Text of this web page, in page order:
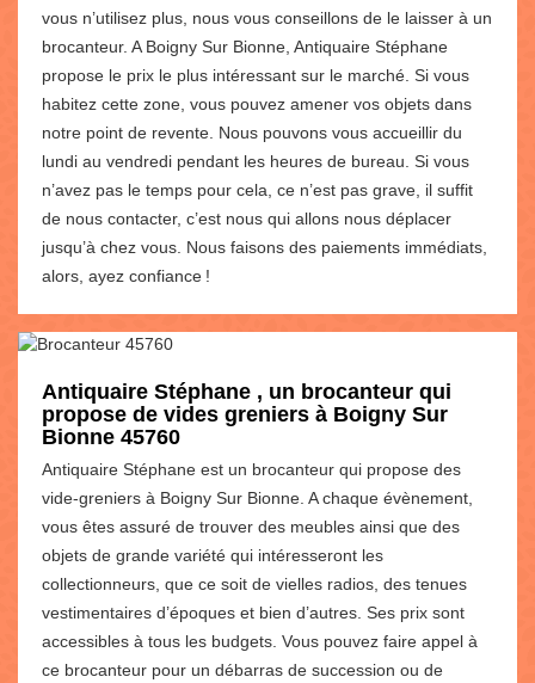
vous n’utilisez plus, nous vous conseillons de le laisser à un
brocanteur. A Boigny Sur Bionne, Antiquaire Stéphane
propose le prix le plus intéressant sur le marché. Si vous
habitez cette zone, vous pouvez amener vos objets dans
notre point de revente. Nous pouvons vous accueillir du
lundi au vendredi pendant les heures de bureau. Si vous
n’avez pas le temps pour cela, ce n’est pas grave, il suffit
de nous contacter, c’est nous qui allons nous déplacer
jusqu’à chez vous. Nous faisons des paiements immédiats,
alors, ayez confiance !
Antiquaire Stéphane , un brocanteur qui
propose de vides greniers à Boigny Sur
Bionne 45760
Antiquaire Stéphane est un brocanteur qui propose des
vide-greniers à Boigny Sur Bionne. A chaque évènement,
vous êtes assuré de trouver des meubles ainsi que des
objets de grande variété qui intéresseront les
collectionneurs, que ce soit de vielles radios, des tenues
vestimentaires d’époques et bien d’autres. Ses prix sont
accessibles à tous les budgets. Vous pouvez faire appel à
ce brocanteur pour un débarras de succession ou de